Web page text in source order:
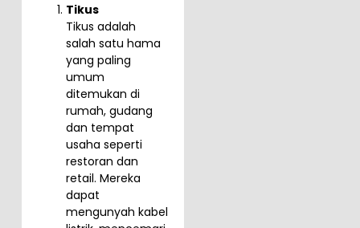
Tikus
Tikus adalah
salah satu hama
yang paling
umum
ditemukan di
rumah, gudang
dan tempat
usaha seperti
restoran dan
retail. Mereka
dapat
mengunyah kabel